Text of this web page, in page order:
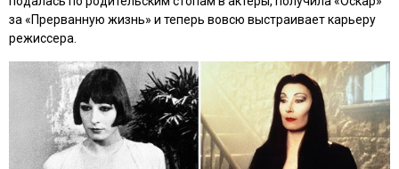
за«Прерванную жизнь» и теперь вовсю выстраивает карьеру
режиссера.